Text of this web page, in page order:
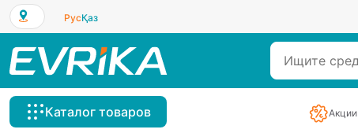
РусҚаз
Каталог товаров Акции